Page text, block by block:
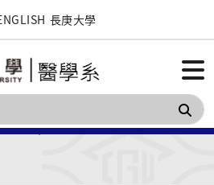
長庚大學
搜
專區
長庚醫學系評鑑資訊